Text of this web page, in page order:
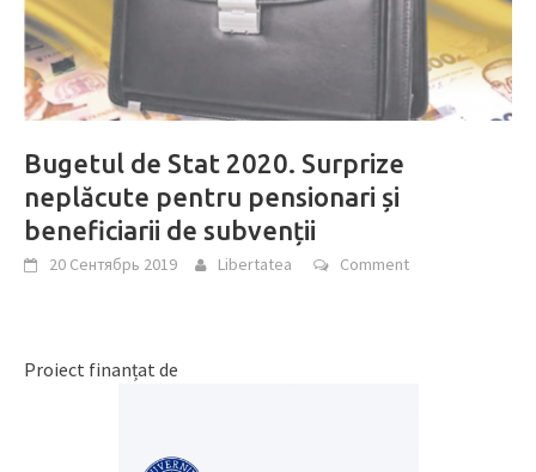
Bugetul de Stat 2020. Surprize
neplăcute pentru pensionari și
beneficiarii de subvenții
20 Сентябрь 2019 Libertatea Comment
Proiect finanțat de